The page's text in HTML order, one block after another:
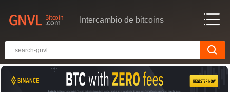
Intercambio de bitcoins